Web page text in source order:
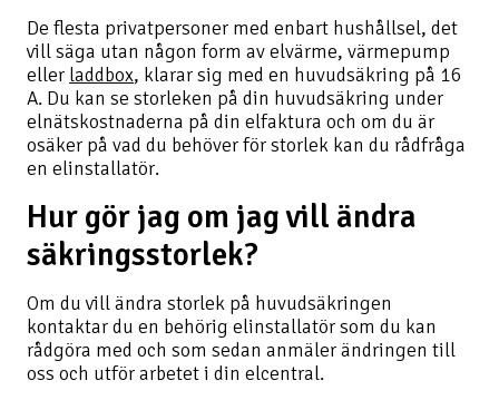
De flesta privatpersoner med enbart hushållsel, det
vill säga utan någon form av elvärme, värmepump
eller laddbox, klarar sig med en huvudsäkring på 16
A. Du kan se storleken på din huvudsäkring under
elnätskostnaderna på din elfaktura och om du är
osäker på vad du behöver för storlek kan du rådfråga
en elinstallatör.
Hur gör jag om jag vill ändra
säkringsstorlek?
Om du vill ändra storlek på huvudsäkringen
kontaktar du en behörig elinstallatör som du kan
rådgöra med och som sedan anmäler ändringen till
oss och utför arbetet i din elcentral.